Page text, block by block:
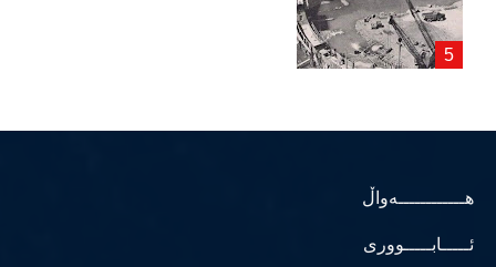
هــــــــــــەواڵ
ئـــــابـــــووری